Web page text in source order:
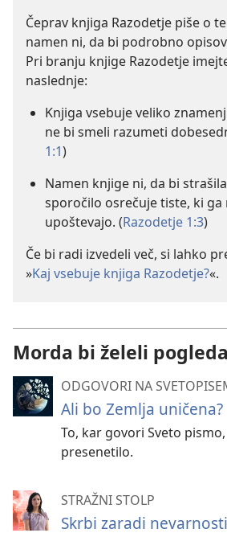
Čeprav knjiga Razodetje piše o
namen ni, da bi podrobno
Pri branju knjige Razodetje
naslednje:
Knjiga vsebuje veliko
ne bi smeli razumeti
1:1)
Namen knjige ni, da bi
sporočilo osrečuje tiste, ki ga
upoštevajo. (Razodetje 1:3)
Če bi radi izvedeli več, si lahko
»Kaj vsebuje knjiga Razodetje?«.
Morda bi želeli
ODGOVORI NA
Ali bo Zemlja uničena?
To, kar govori Sveto
presenetilo.
STRAŽNI STOLP
Skrbi zaradi nevarnosti